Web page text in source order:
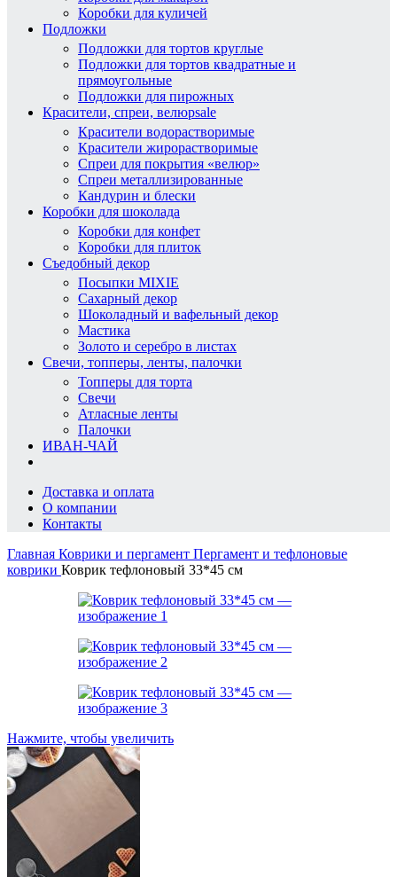
Коробки для куличей
Подложки
Подложки для тортов круглые
Подложки для тортов квадратные и
прямоугольные
Подложки для пирожных
Красители, спреи, велюрsale
Красители водорастворимые
Красители жирорастворимые
Спреи для покрытия «велюр»
Спреи металлизированные
Кандурин и блески
Коробки для шоколада
Коробки для конфет
Коробки для плиток
Съедобный декор
Посыпки MIXIE
Сахарный декор
Шоколадный и вафельный декор
Мастика
Золото и серебро в листах
Свечи, топперы, ленты, палочки
Топперы для торта
Свечи
Атласные ленты
Палочки
ИВАН-ЧАЙ
Доставка и оплата
О компании
Контакты
Главная Коврики и пергамент Пергамент и тефлоновые
коврики Коврик тефлоновый 33*45 см
Нажмите, чтобы увеличить